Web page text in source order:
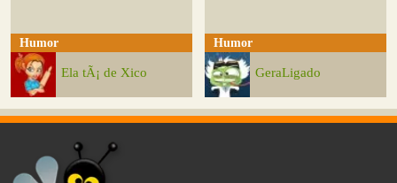
Humor
Ela tÃ¡ de Xico
Humor
GeraLigado